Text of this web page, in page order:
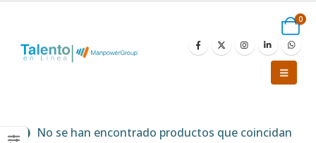
0
No se han encontrado productos que coincidan